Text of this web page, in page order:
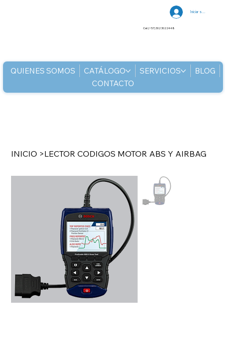
QUIENES SOMOS CATÁLOGO SERVICIOS
BLOG
CONTACTO
Iniciar sesión
Cel: (+57) 302 3022448
INICIO >LECTOR CODIGOS MOTOR ABS Y AIRBAG